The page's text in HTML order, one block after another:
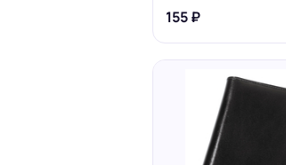
сиреневая
155 ₽